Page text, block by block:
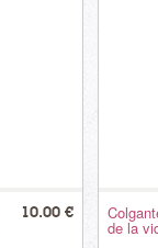
10.00 €
de la